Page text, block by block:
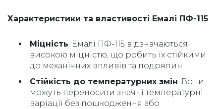
Характеристики та властивості Емалі ПФ-115
Міцність: Емалі ПФ-115 відзначаються
високою міцністю, що робить їх стійкими
до механічних впливів та подряпин.
Стійкість до температурних змін: Вони
можуть переносити значні температурні
варіації без пошкодження або